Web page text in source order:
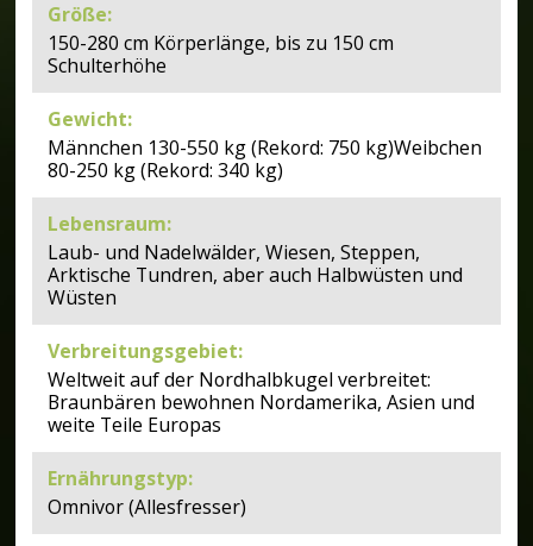
Größe:
150-280 cm Körperlänge, bis zu 150 cm
Schulterhöhe
Gewicht:
Männchen 130-550 kg (Rekord: 750 kg)Weibchen
80-250 kg (Rekord: 340 kg)
Lebensraum:
Laub- und Nadelwälder, Wiesen, Steppen,
Arktische Tundren, aber auch Halbwüsten und
Wüsten
Verbreitungsgebiet:
Weltweit auf der Nordhalbkugel verbreitet:
Braunbären bewohnen Nordamerika, Asien und
weite Teile Europas
Ernährungstyp:
Omnivor (Allesfresser)